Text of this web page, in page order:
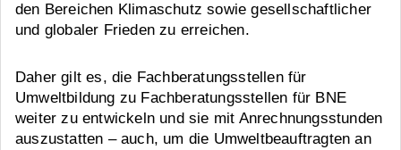
den Bereichen Klimaschutz sowie gesellschaftlicher
und globaler Frieden zu erreichen.
Daher gilt es, die Fachberatungsstellen für
Umweltbildung zu Fachberatungsstellen für BNE
weiter zu entwickeln und sie mit Anrechnungsstunden
auszustatten – auch, um die Umweltbeauftragten an